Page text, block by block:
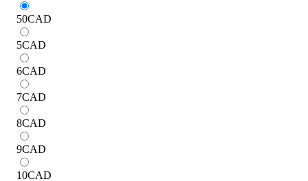
50CAD
5CAD
6CAD
7CAD
8CAD
9CAD
10CAD